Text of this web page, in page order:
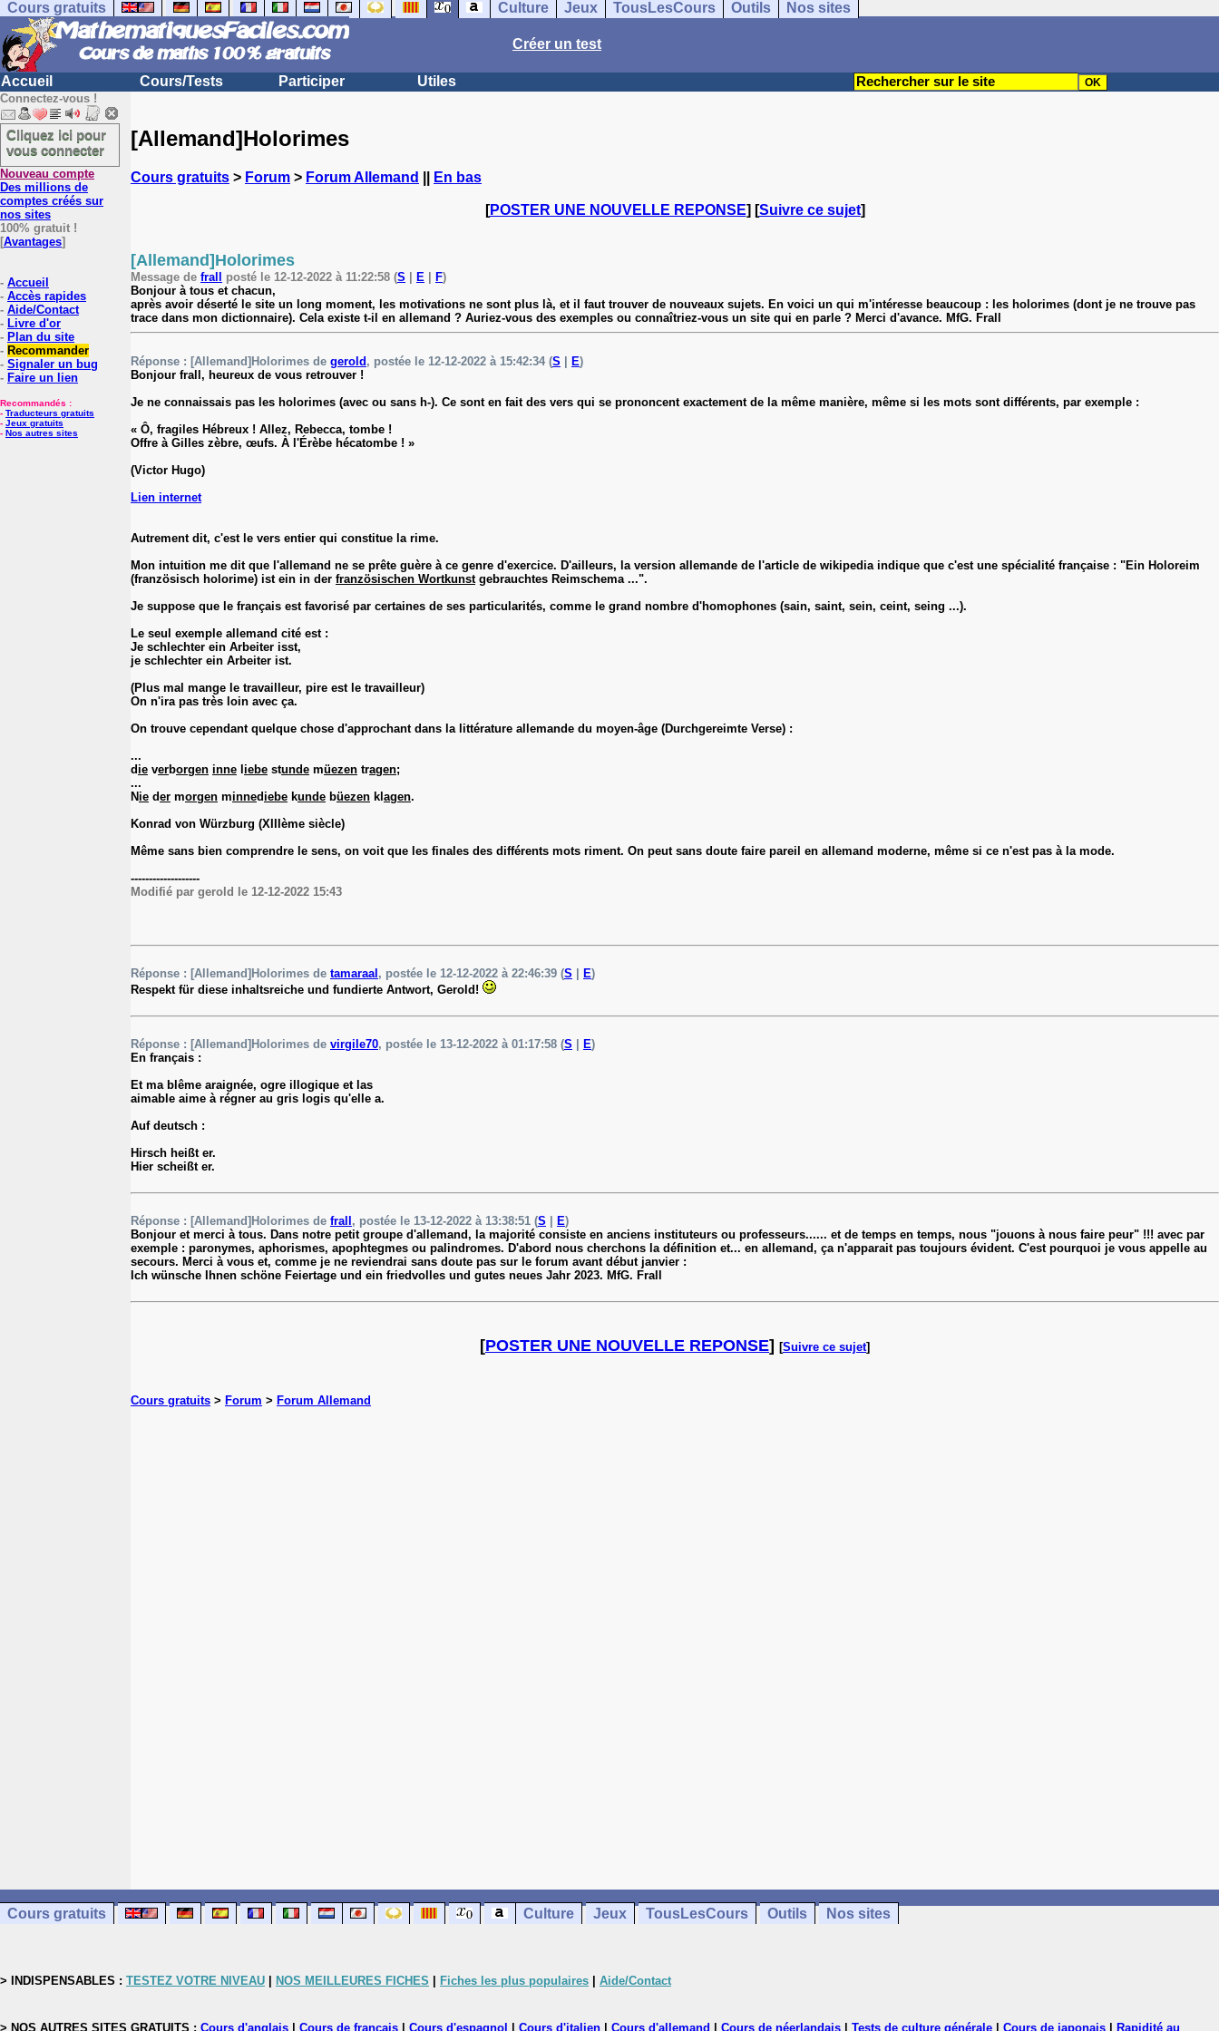
Cours gratuits Culture Jeux TousLesCours Outils Nos sites
Créer un test
Accueil Cours/Tests Participer Utiles
Connectez-vous !
Cliquez ici pour
vous connecter
Nouveau compte
Des millions de
comptes créés sur
nos sites
100% gratuit !
[Avantages]
- Accueil
- Accès rapides
- Aide/Contact
- Livre d'or
- Plan du site
- Recommander
- Signaler un bug
- Faire un lien
Recommandés :
- Traducteurs gratuits
- Jeux gratuits
- Nos autres sites
[Allemand]Holorimes
Cours gratuits > Forum > Forum Allemand En bas
[POSTER UNE NOUVELLE REPONSE] [Suivre ce sujet]
[Allemand]Holorimes
Message de frall posté le 12-12-2022 à 11:22:58 (S E F)
Bonjour à tous et chacun,
après avoir déserté le site un long moment, les motivations ne sont plus là, et il faut trouver de nouveaux sujets. En voici un qui m'intéresse beaucoup : les holorimes (dont je ne trouve pas
trace dans mon dictionnaire). Cela existe t-il en allemand ? Auriez-vous des exemples ou connaîtriez-vous un site qui en parle ? Merci d'avance. MfG. Frall
Réponse : [Allemand]Holorimes de gerold , postée le 12-12-2022 à 15:42:34 (S E)
Bonjour frall, heureux de vous retrouver !
Je ne connaissais pas les holorimes (avec ou sans h-). Ce sont en fait des vers qui se prononcent exactement de la même manière, même si les mots sont différents, par exemple :
« Ô, fragiles Hébreux ! Allez, Rebecca, tombe !
Offre à Gilles zèbre, œufs. À l'Érèbe hécatombe ! »
(Victor Hugo)
Lien internet
Autrement dit, c'est le vers entier qui constitue la rime.
Mon intuition me dit que l'allemand ne se prête guère à ce genre d'exercice. D'ailleurs, la version allemande de l'article de wikipedia indique que c'est une spécialité française : "Ein Holoreim
(französisch holorime) ist ein in der französischen Wortkunstgebrauchtes Reimschema ...".
Je suppose que le français est favorisé par certaines de ses particularités, comme le grand nombre d'homophones (sain, saint, sein, ceint, seing ...).
Le seul exemple allemand cité est :
Je schlechter ein Arbeiter isst,
je schlechter ein Arbeiter ist.
(Plus mal mange le travailleur, pire est le travailleur)
On n'ira pas très loin avec ça.
On trouve cependant quelque chose d'approchant dans la littérature allemande du moyen-âge (Durchgereimte Verse) :
...
die verborgen inne iebe stunde müezen tragen;
...
Nie der morgen minnediebe kunde büezen kl agen.
Konrad von Würzburg (XIIIème siècle)
Même sans bien comprendre le sens, on voit que les finales des différents mots riment. On peut sans doute faire pareil en allemand moderne, même si ce n'est pas à la mode.
-------------------
Modifié par gerold le 12-12-2022 15:43
Réponse : [Allemand]Holorimes de tamaraal , postée le 12-12-2022 à 22:46:39 (S E)
Respekt für diese inhaltsreiche und fundierte Antwort, Gerold!
Réponse : [Allemand]Holorimes de virgile70, postée le 13-12-2022 à 01:17:58 (S E)
En français :
Et ma blême araignée, ogre illogique et las
aimable aime à régner au gris logis qu'elle a.
Auf deutsch :
Hirsch heißt er.
Hier scheißt er.
Réponse : [Allemand]Holorimes de frall , postée le 13-12-2022 à 13:38:51 (S E)
Bonjour et merci à tous. Dans notre petit groupe d'allemand, la majorité consiste en anciens instituteurs ou professeurs...... et de temps en temps, nous "jouons à nous faire peur" !!! avec par
exemple : paronymes, aphorismes, apophtegmes ou palindromes. D'abord nous cherchons la définition et... en allemand, ça n'apparait pas toujours évident. C'est pourquoi je vous appelle au
secours. Merci à vous et, comme je ne reviendrai sans doute pas sur le forum avant début janvier :
Ich wünsche Ihnen schöne Feiertage und ein friedvolles und gutes neues Jahr 2023. MfG. Frall
[POSTER UNE NOUVELLE REPONSE] [Suivre ce sujet]
Cours gratuits > Forum > Forum Allemand
Cours gratuits Culture Jeux TousLesCours Outils Nos sites
> INDISPENSABLES : TESTEZ VOTRE NIVEAU NOS MEILLEURES FICHES Fiches les plus populaires Aide/Contact
> NOS AUTRES SITES GRATUITS : Cours d'anglais Cours de français Cours d'espagnol Cours d'italien Cours d'allemand Cours de néerlandais Tests de culture générale Cours de japonais Rapidité au